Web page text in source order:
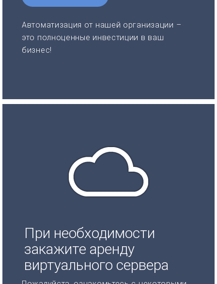
Автоматизация от нашей организации –
это полноценные инвестиции в ваш
бизнес!
При необходимости
закажите аренду
виртуального сервера